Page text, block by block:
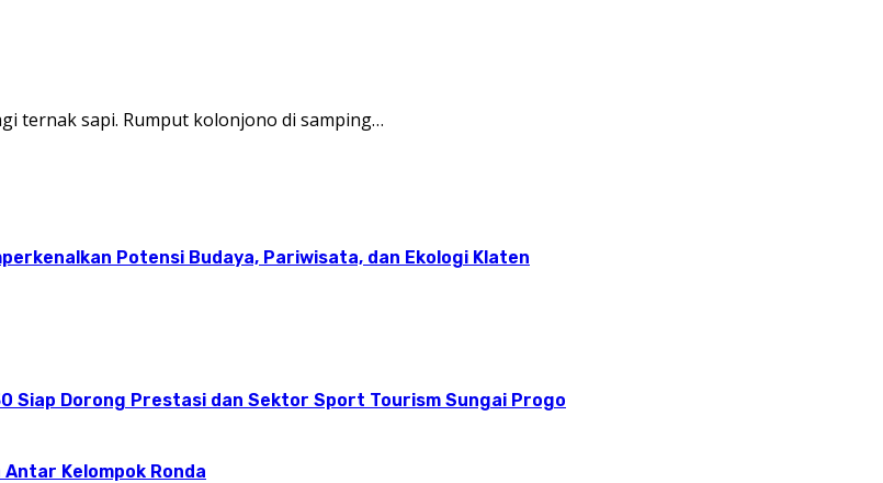
ternak sapi. Rumput kolonjono di samping…
Potensi Budaya, Pariwisata, dan Ekologi Klaten
Siap Dorong Prestasi dan Sektor Sport Tourism Sungai Progo
Kelompok Ronda